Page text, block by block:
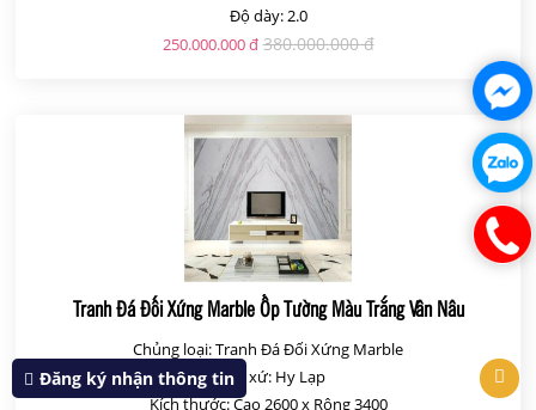
Độ dày: 2.0
250.000.000 đ 380.000.000 đ
Tranh Đá Đối Xứng Marble Ốp Tường Màu Trắng Vân Nâu
Chủng loại: Tranh Đá Đối Xứng Marble
Xuất xứ: Hy Lạp
Kích thước: Cao 2600 x Rộng 3400
Đăng ký nhận thông tin